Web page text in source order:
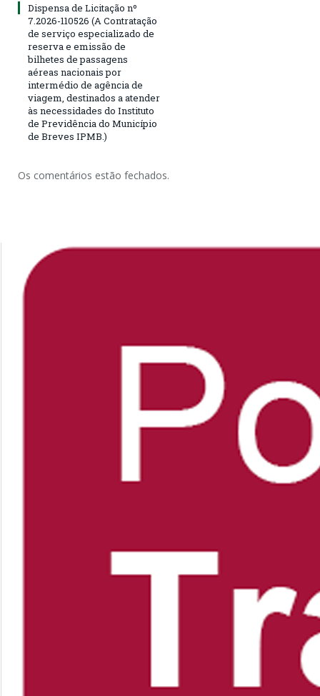
Dispensa de Licitação nº
7.2026-110526 (A Contratação
de serviço especializado de
reserva e emissão de
bilhetes de passagens
aéreas nacionais por
intermédio de agência de
viagem, destinados a atender
às necessidades do Instituto
de Previdência do Município
de Breves IPMB.)
Os comentários estão fechados.